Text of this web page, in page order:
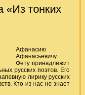
«Из тонких
Афанасию
Афанасьевичу
Фету принадлежит
русских поэтов. Его
лирику русских
Кто из нас не знает